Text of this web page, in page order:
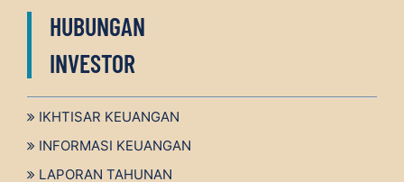
HUBUNGAN
INVESTOR
IKHTISAR KEUANGAN
INFORMASI KEUANGAN
LAPORAN TAHUNAN